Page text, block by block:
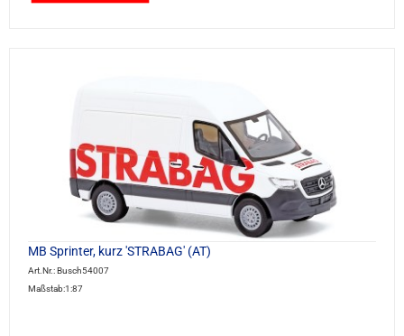
MB Sprinter, kurz 'STRABAG' (AT)
Art.Nr.: Busch54007
Maßstab:1:87